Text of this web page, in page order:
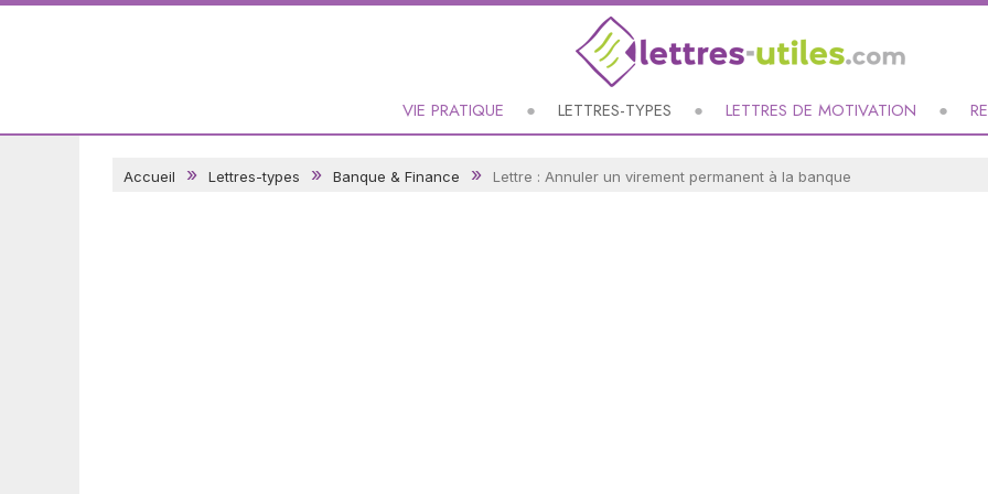
VIE PRATIQUE LETTRES-TYPES LETTRES DE MOTIVATION
Accueil Lettres-types Banque & Finance Lettre : Annuler un virement permanent à la banque